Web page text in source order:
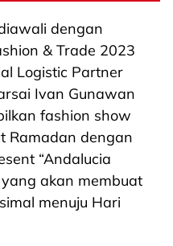
dengan
& Trade 2023
Logistic Partner
Ivan Gunawan
fashion show
Ramadan dengan
“Andalucia
akan membuat
menuju Hari